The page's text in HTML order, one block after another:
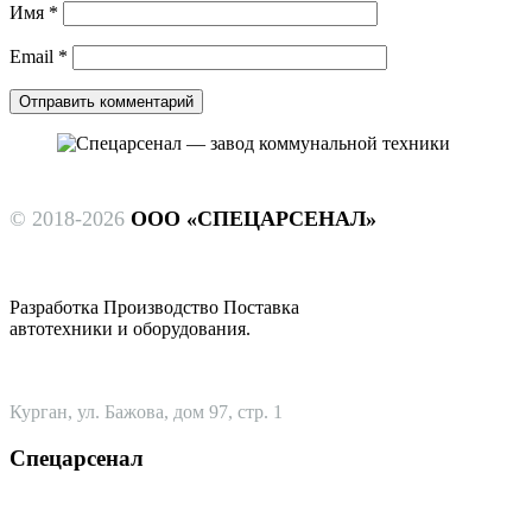
Имя *
Email *
© 2018-2026 ООО «СПЕЦАРСЕНАЛ»
Разработка Производство Поставка
автотехники и оборудования.
Курган, ул. Бажова, дом 97, стр. 1
Спецарсенал